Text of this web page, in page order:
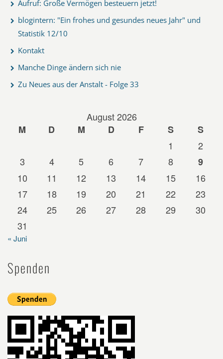
Aufruf: Große Vermögen besteuern jetzt!
blogintern: "Ein frohes und gesundes neues Jahr" und
Statistik 12/10
Kontakt
Manche Dinge ändern sich nie
Zu Neues aus der Anstalt - Folge 33
August 2026
M
D M D F S
S
1
2
3
4 5 6 7 8
9
10
11 12 13 14 15
16
17
18 19 20 21 22
23
24
25 26 27 28 29
30
31
« Juni
Spenden